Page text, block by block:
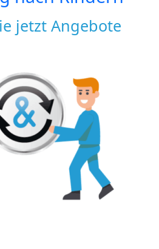
jetzt Angebote